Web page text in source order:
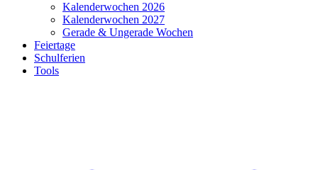
Kalenderwochen 2026
Kalenderwochen 2027
Gerade & Ungerade Wochen
Feiertage
Schulferien
Tools